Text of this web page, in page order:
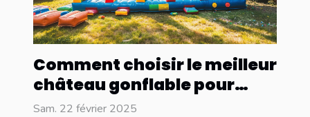
Comment choisir le meilleur
château gonflable pour
votre événement familial
Sam. 22 février 2025